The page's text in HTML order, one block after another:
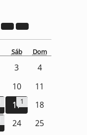
Sáb Dom
3
4
10
11
171
18
24
25